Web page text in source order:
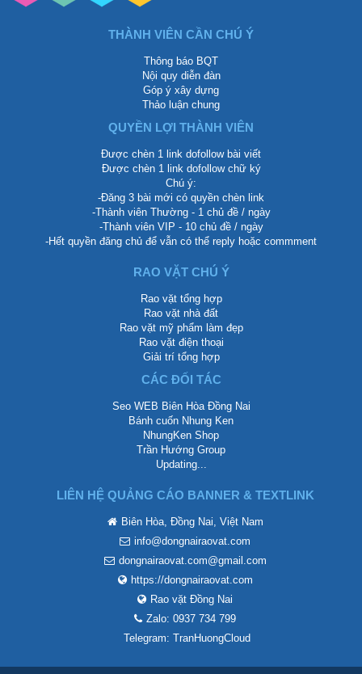
THÀNH VIÊN CẦN CHÚ Ý
Thông báo BQT
Nội quy diễn đàn
Góp ý xây dựng
Thảo luận chung
QUYỀN LỢI THÀNH VIÊN
Được chèn 1 link dofollow bài viết
Được chèn 1 link dofollow chữ ký
Chú ý:
-Đăng 3 bài mới có quyền chèn link
-Thành viên Thường - 1 chủ đề / ngày
-Thành viên VIP - 10 chủ đề / ngày
-Hết quyền đăng chủ để vẫn có thể reply hoặc commment
RAO VẶT CHÚ Ý
Rao vặt tổng hợp
Rao vặt nhà đất
Rao vặt mỹ phẩm làm đẹp
Rao vặt điện thoại
Giải trí tổng hợp
CÁC ĐỐI TÁC
Seo WEB Biên Hòa Đồng Nai
Bánh cuốn Nhung Ken
NhungKen Shop
Trần Hướng Group
Updating...
LIÊN HỆ QUẢNG CÁO BANNER & TEXTLINK
Biên Hòa, Đồng Nai, Việt Nam
info@dongnairaovat.com
dongnairaovat.com@gmail.com
https://dongnairaovat.com
Rao vặt Đồng Nai
Zalo: 0937 734 799
Telegram: TranHuongCloud